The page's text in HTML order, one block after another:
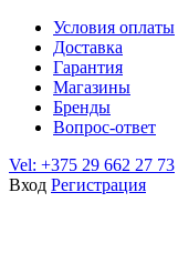
Условия оплаты
Доставка
Гарантия
Магазины
Бренды
Вопрос-ответ
Vel: +375 29 662 27 73
Вход Регистрация